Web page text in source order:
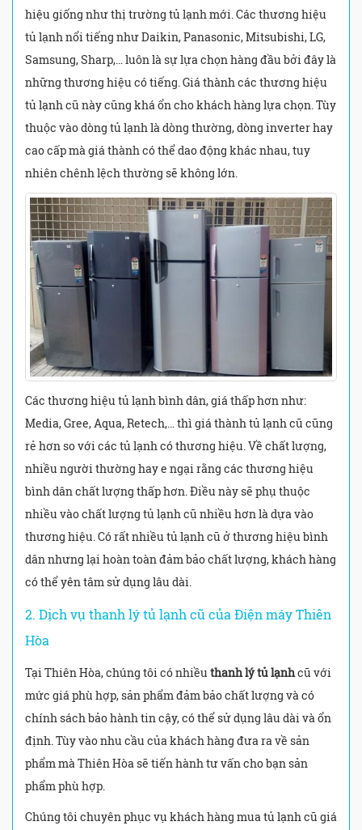
hiệu giống như thị trường tủ lạnh mới. Các thương hiệu
tủ lạnh nổi tiếng như Daikin, Panasonic, Mitsubishi, LG,
Samsung, Sharp,… luôn là sự lựa chọn hàng đầu bởi đây là
những thương hiệu có tiếng. Giá thành các thương hiệu
tủ lạnh cũ này cũng khá ổn cho khách hàng lựa chọn. Tùy
thuộc vào dòng tủ lạnh là dòng thường, dòng inverter hay
cao cấp mà giá thành có thể dao động khác nhau, tuy
nhiên chênh lệch thường sẽ không lớn.
Các thương hiệu tủ lạnh bình dân, giá thấp hơn như:
Media, Gree, Aqua, Retech,… thì giá thành tủ lạnh cũ cũng
rẻ hơn so với các tủ lạnh có thương hiệu. Về chất lượng,
nhiều người thường hay e ngại rằng các thương hiệu
bình dân chất lượng thấp hơn. Điều này sẽ phụ thuộc
nhiều vào chất lượng tủ lạnh cũ nhiều hơn là dựa vào
thương hiệu. Có rất nhiều tủ lạnh cũ ở thương hiệu bình
dân nhưng lại hoàn toàn đảm bảo chất lượng, khách hàng
có thể yên tâm sử dụng lâu dài.
2. Dịch vụ thanh lý tủ lạnh cũ của Điện máy Thiên
Hòa
Tại Thiên Hòa, chúng tôi có nhiều thanh lý tủ lạnhcũ với
mức giá phù hợp, sản phẩm đảm bảo chất lượng và có
chính sách bảo hành tin cậy, có thể sử dụng lâu dài và ổn
định. Tùy vào nhu cầu của khách hàng đưa ra về sản
phẩm mà Thiên Hòa sẽ tiến hành tư vấn cho bạn sản
phẩm phù hợp.
Chúng tôi chuyên phục vụ khách hàng mua tủ lạnh cũ giá